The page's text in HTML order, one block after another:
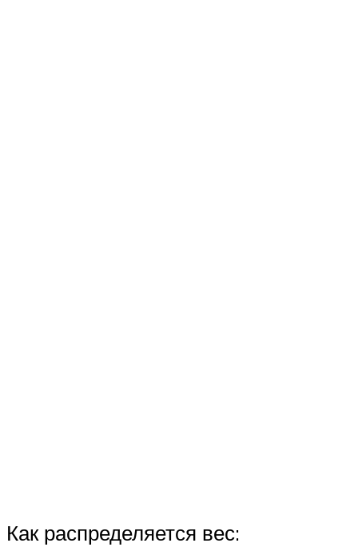
Как распределяется вес: